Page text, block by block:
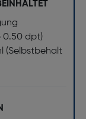
0.50 dpt)
(Selbstbehalt